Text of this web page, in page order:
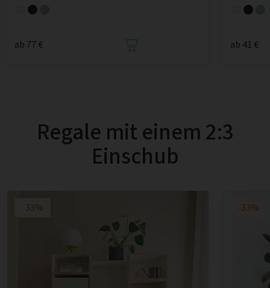
ab 77 € ab 41 €
Regale mit einem 2:3
Einschub
-33% -33%